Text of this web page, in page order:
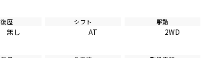
歴
無し
シフト
AT
駆動
2WD